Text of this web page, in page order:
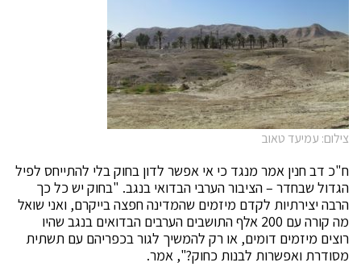
צילום: עמיעד טאוב
ח"כ דב חנין אמר מנגד כי אי אפשר לדון בחוק בלי להתייחס לפיל
הגדול שבחדר – הציבור הערבי הבדואי בנגב. "בחוק יש כל כך
הרבה יצירתיות לקדם מיזמים שהמדינה חפצה בייקרם, ואני שואל
מה קורה עם 200 אלף התושבים הערבים הבדואים בנגב שהיו
רוצים מיזמים דומים, או רק להמשיך לגור בכפריהם עם תשתית
מסודרת ואפשרות לבנות כחוק?", אמר.